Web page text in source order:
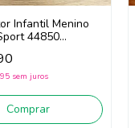
Infantil Menino
44850
sem juros
Comprar